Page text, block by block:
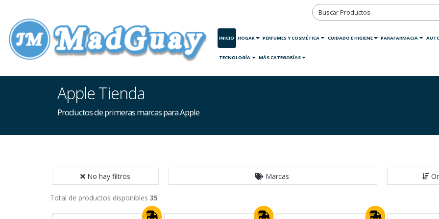
INICIO HOGAR PERFUMES Y COSMÉTICA CUIDADO E HIGIENE PARAFARMACIA
TECNOLOGÍA MÁS CATEGORÍAS
Apple Tienda
Productos de primeras marcas para Apple
No hay filtros Marcas
Total de productos disponibles 35